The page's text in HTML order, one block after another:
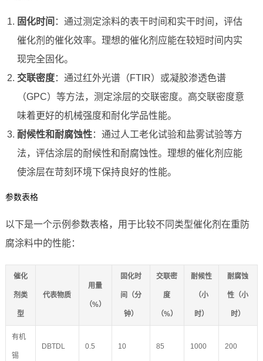
固化时间 ：通过测定涂料的表干时间和实干时间，评估
催化剂的催化效率。理想的催化剂应能在较短时间内实
现完全固化。
交联密度：通过红外光谱（FTIR）或凝胶渗透色谱
（GPC）等方法，测定涂层的交联密度。高交联密度意
味着更好的机械强度和耐化学品性能。
耐候性和耐腐蚀性：通过人工老化试验和盐雾试验等方
法，评估涂层的耐候性和耐腐蚀性。理想的催化剂应能
使涂层在苛刻环境下保持良好的性能。
参数表格
以下是一个示例参数表格，用于比较不同类型催化剂在重防
腐涂料中的性能：
催化
剂类
型
代表物质
用量
（%）
固化时
间（分
钟）
交联密
度
（%）
耐候性
（小
时）
耐腐蚀
性（小
时）
有机
锡
DBTDL 0.5 10 85 1000 200